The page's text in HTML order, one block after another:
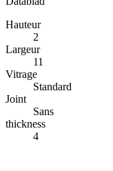
Hauteur
2
Largeur
11
Vitrage
Standard
Joint
Sans
thickness
4